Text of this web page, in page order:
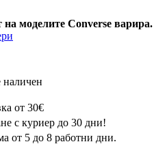
на моделите Converse варира.
наличен
от 30€
с куриер до 30 дни!
от 5 до 8 работни дни.